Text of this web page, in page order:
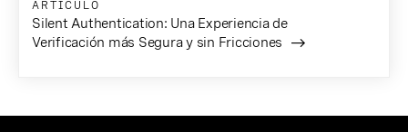
ARTÍCULO
Silent Authentication: Una Experiencia de
Verificación más Segura y sin Fricciones